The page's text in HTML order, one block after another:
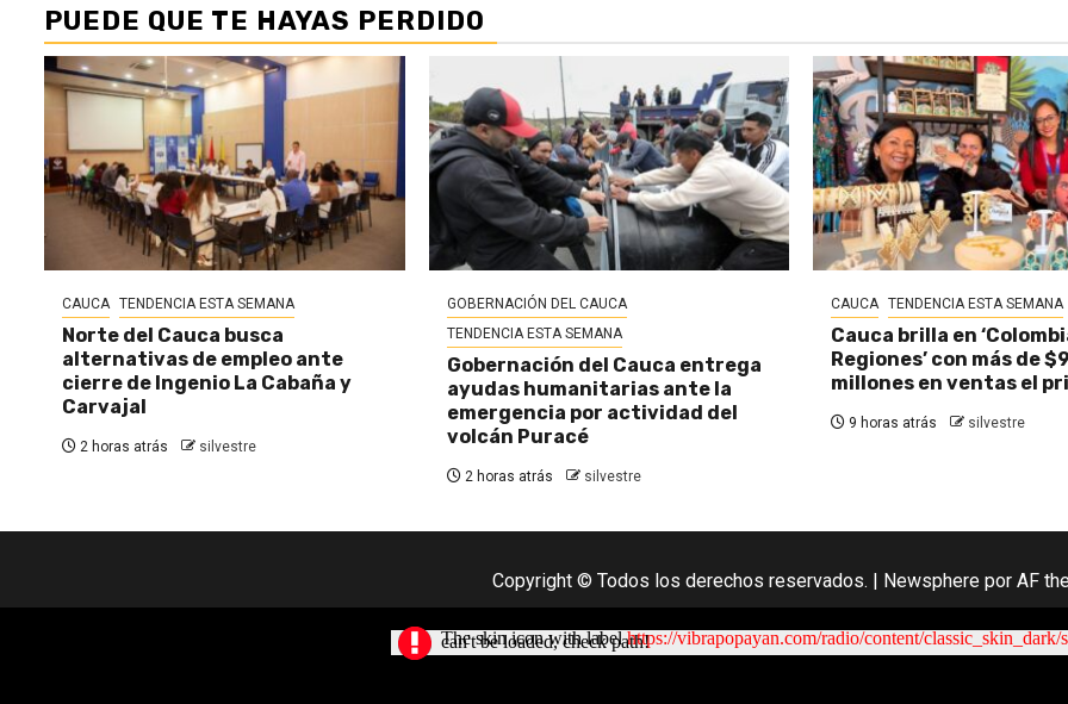
PUEDE QUE TE HAYAS PERDIDO
CAUCA TENDENCIA ESTA SEMANA
Norte del Cauca busca
alternativas de empleo ante
cierre de Ingenio La Cabaña y
Carvajal
2 horas atrás silvestre
GOBERNACIÓN DEL CAUCA
TENDENCIA ESTA SEMANA
Gobernación del Cauca entrega
ayudas humanitarias ante la
emergencia por actividad del
volcán Puracé
2 horas atrás silvestre
CAUCA TENDENCIA ESTA SEMANA
Cauca brilla en
Regiones’ con más de
millones en ventas el
9 horas atrás silvestre
Copyright © Todos los derechos reservados. Newspherepor AF